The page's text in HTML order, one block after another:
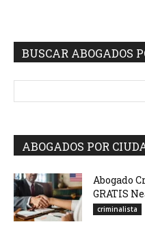
BUSCAR ABOGADOS
ABOGADOS POR
Abogado
GRATIS
criminalista